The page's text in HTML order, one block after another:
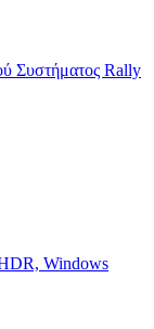
Συστήματος Rally
Windows